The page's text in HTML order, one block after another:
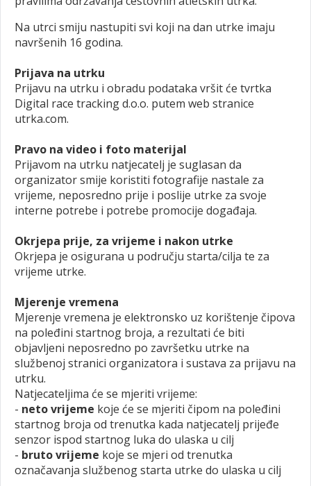
Na utrci smiju nastupiti svi koji na dan utrke imaju
navršenih 16 godina.
Prijava na utrku
Prijavu na utrku i obradu podataka vršit će tvrtka
Digital race tracking d.o.o. putem web stranice
utrka.com.
Pravo na video i foto materijal
Prijavom na utrku natjecatelj je suglasan da
organizator smije koristiti fotografije nastale za
vrijeme, neposredno prije i poslije utrke za svoje
interne potrebe i potrebe promocije događaja.
Okrjepa prije, za vrijeme i nakon utrke
Okrjepa je osigurana u području starta/cilja te za
vrijeme utrke.
Mjerenje vremena
Mjerenje vremena je elektronsko uz korištenje čipova
na poleđini startnog broja, a rezultati će biti
objavljeni neposredno po završetku utrke na
službenoj stranici organizatora i sustava za prijavu na
utrku.
Natjecateljima će se mjeriti vrijeme:
- neto vrijeme koje će se mjeriti čipom na poleđini
startnog broja od trenutka kada natjecatelj prijeđe
senzor ispod startnog luka do ulaska u cilj
- bruto vrijeme koje se mjeri od trenutka
označavanja službenog starta utrke do ulaska u cilj